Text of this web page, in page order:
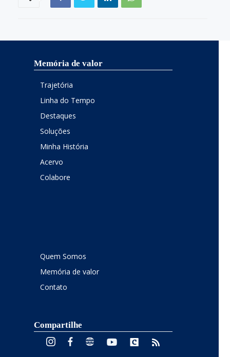
Memória de valor
Trajetória
Linha do Tempo
Destaques
Soluções
Minha História
Acervo
Colabore
Quem Somos
Memória de valor
Contato
Compartilhe